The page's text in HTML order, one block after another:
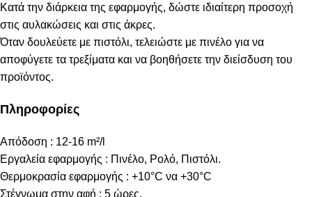
Κατά την διάρκεια της εφαρμογής, δώστε ιδιαίτερη προσοχή
στις αυλακώσεις και στις άκρες.
Όταν δουλεύετε με πιστόλι, τελειώστε με πινέλο για να
αποφύγετε τα τρεξίματα και να βοηθήσετε την διείσδυση του
προϊόντος.
Πληροφορίες
Απόδοση : 12-16 m²/l
Εργαλεία εφαρμογής : Πινέλο, Ρολό, Πιστόλι.
Θερμοκρασία εφαρμογής : +10°C να +30°C
Στέγνωμα στην αφή : 5 ώρες.